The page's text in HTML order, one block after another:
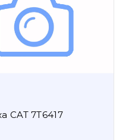
CAT 7T6417